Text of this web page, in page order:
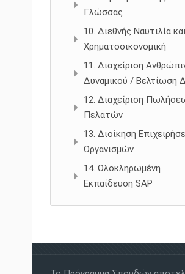
Γλώσσας
10. Διεθνής Ναυτιλία
Χρηματοοικονομική
11. Διαχείριση
Δυναμικού / Βελτίωση
12. Διαχείριση
Πελατών
13. Διοίκηση
Οργανισμών
14. Ολοκληρωμένη
Εκπαίδευση SAP